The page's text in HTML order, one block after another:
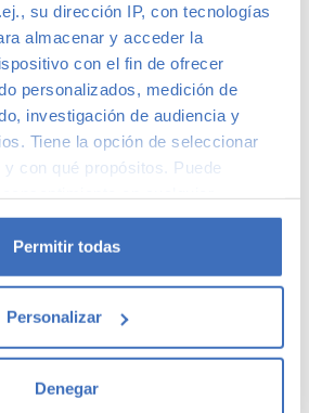
su dirección IP, con tecnologías
almacenar y acceder la
con el fin de ofrecer
personalizados, medición de
investigación de audiencia y
Tiene la opción de seleccionar
con qué propósitos. Puede
de cookies o clicando en
sobre su ubicación
tener una precisión de varios
Permitir todas
Personalizar
Denegar
Mokka Selective 1.4 Turbo 140 CV 4x2 Start&Stop
Manual
157 €